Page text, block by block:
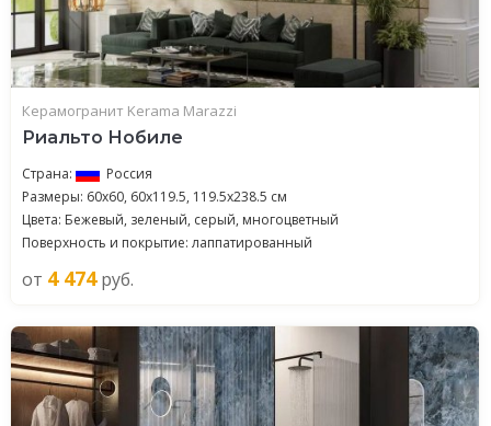
Керамогранит Kerama Marazzi
Риальто Нобиле
Страна:
Россия
Размеры: 60x60, 60x119.5, 119.5x238.5 см
Цвета: Бежевый, зеленый, серый, многоцветный
Поверхность и покрытие: лаппатированный
от 4 474руб.